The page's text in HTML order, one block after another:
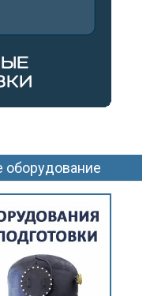
оборудование